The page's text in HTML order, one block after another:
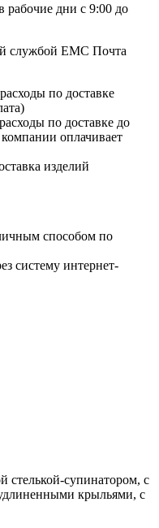
рабочие дни с 9:00 до
службой ЕМС Почта
по доставке
по доставке до
оплачивает
изделий
способом по
систему интернет-
стелькой-супинатором, с
крыльями, с